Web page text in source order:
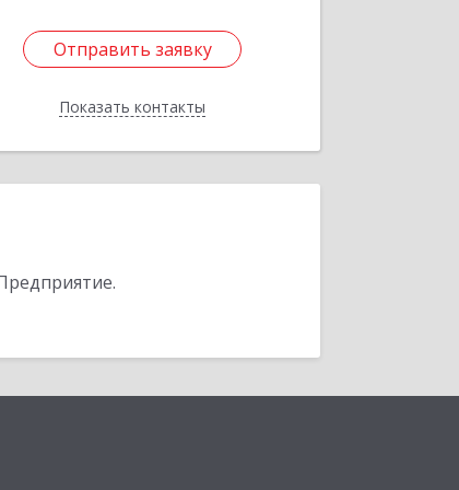
Отправить заявку
Показать контакты
Отправить заявку
Назад